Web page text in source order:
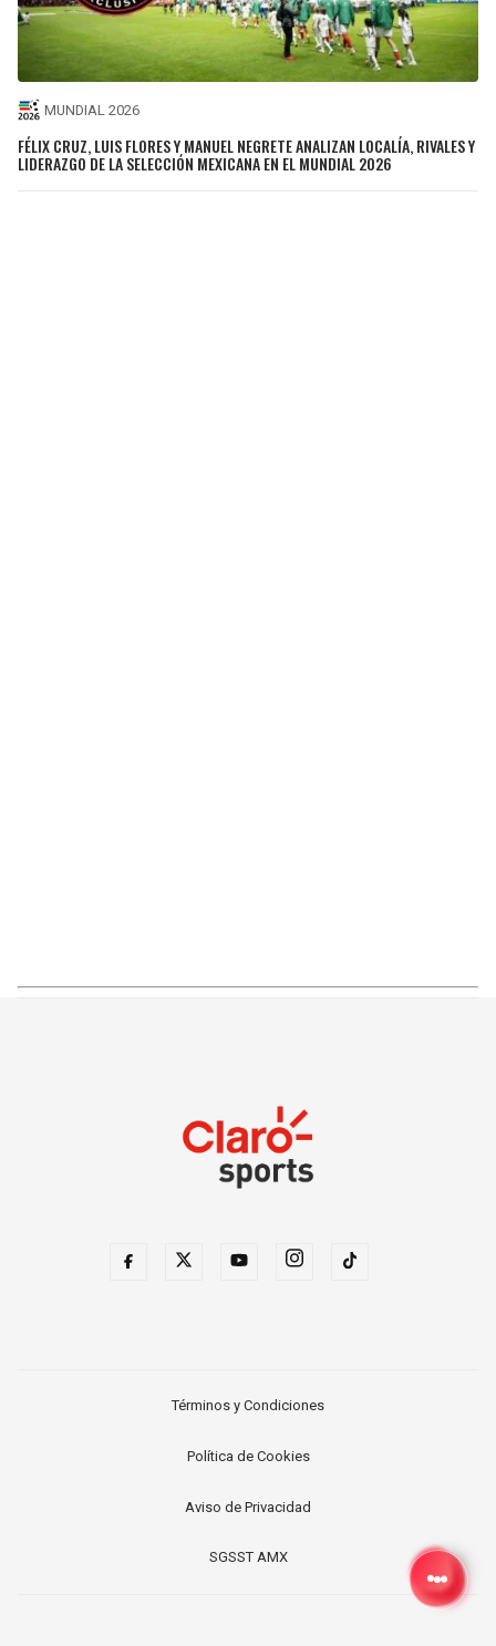
MUNDIAL 2026
FÉLIX CRUZ, LUIS FLORES Y MANUEL NEGRETE ANALIZAN LOCALÍA, RIVALES Y
LIDERAZGO DE LA SELECCIÓN MEXICANA EN EL MUNDIAL 2026
Términos y Condiciones
Política de Cookies
Aviso de Privacidad
SGSST AMX